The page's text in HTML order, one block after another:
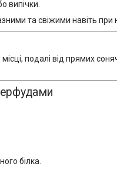
випічки.
та свіжими навіть при
подалі від прямих
білка.